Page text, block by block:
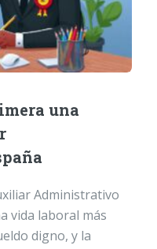
una
Administrativo
vida laboral más
digno, y la